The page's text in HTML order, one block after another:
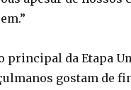
principal da Etapa
gostam de